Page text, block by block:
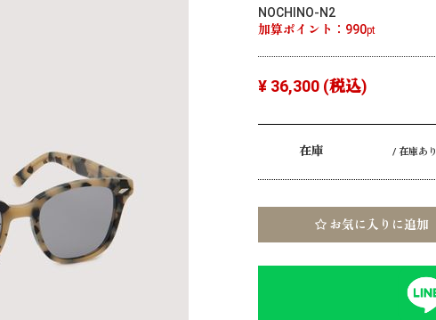
NOCHINO-N2
加算ポイント： 990pt
¥ 36,300 (税込)
在庫 / 在庫あり
お気に入りに追加